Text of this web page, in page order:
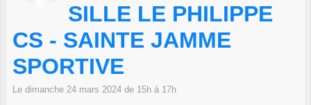
SILLE LE PHILIPPE
CS - SAINTE JAMME
SPORTIVE
Le dimanche 24 mars 2024 de 15h à 17h